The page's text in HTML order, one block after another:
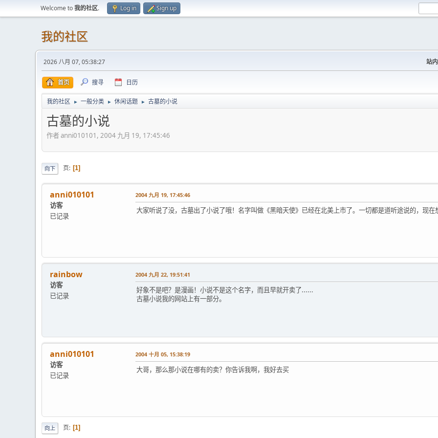
Welcome to我的社区. Log in Sign up
我的社区
2026 八月 07, 05:38:27 站
首页 搜寻 日历
我的社区 ► 一般分类 ► 休闲话题 ► 古墓的小说
古墓的小说
作者 anni010101, 2004 九月 19, 17:45:46
向下 页 1
anni010101
访客
已记录
2004 九月 19, 17:45:46
大家听说了没，古墓出了小说了哦！名字叫做《黑暗天使》已经在北美上市了。一切都是道听途说的，现在
rainbow
访客
已记录
2004 九月 22, 19:51:41
好象不是吧？是漫画！小说不是这个名字，而且早就开卖了......
古墓小说我的网站上有一部分。
anni010101
访客
已记录
2004 十月 05, 15:38:19
大哥，那么那小说在哪有的卖？你告诉我啊，我好去买
向上 页 1